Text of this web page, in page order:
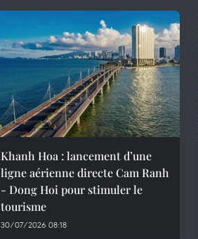
Khanh Hoa : lancement d’une
ligne aérienne directe Cam Ranh
- Dong Hoi pour stimuler le
tourisme
30/07/2026 08:18